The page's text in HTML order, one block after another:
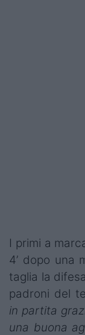
I primi a
4’ dopo una
taglia la
padroni del
in partita
una buona